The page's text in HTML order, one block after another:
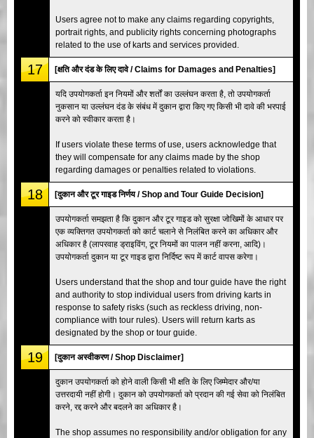
Users agree not to make any claims regarding copyrights,
portrait rights, and publicity rights concerning photographs
related to the use of karts and services provided.
17 [क्षति और दंड के लिए दावे / Claims for Damages and Penalties]
यदि उपयोगकर्ता इन नियमों और शर्तों का उल्लंघन करता है, तो उपयोगकर्ता
नुकसान या उल्लंघन दंड के संबंध में दुकान द्वारा किए गए किसी भी दावे की भरपाई
करने को स्वीकार करता है।
If users violate these terms of use, users acknowledge that
they will compensate for any claims made by the shop
regarding damages or penalties related to violations.
18 [दुकान और टूर गाइड निर्णय / Shop and Tour Guide Decision]
उपयोगकर्ता समझता है कि दुकान और टूर गाइड को सुरक्षा जोखिमों के आधार पर
एक व्यक्तिगत उपयोगकर्ता को कार्ट चलाने से निलंबित करने का अधिकार और
अधिकार है (लापरवाह ड्राइविंग, टूर नियमों का पालन नहीं करना, आदि)।
उपयोगकर्ता दुकान या टूर गाइड द्वारा निर्दिष्ट रूप में कार्ट वापस करेगा।
Users understand that the shop and tour guide have the right
and authority to stop individual users from driving karts in
response to safety risks (such as reckless driving, non-
compliance with tour rules). Users will return karts as
designated by the shop or tour guide.
19 [दुकान अस्वीकरण / Shop Disclaimer]
दुकान उपयोगकर्ता को होने वाली किसी भी क्षति के लिए जिम्मेदार और/या
उत्तरदायी नहीं होगी। दुकान को उपयोगकर्ता को प्रदान की गई सेवा को निलंबित
करने, रद्द करने और बदलने का अधिकार है।
The shop assumes no responsibility and/or obligation for any